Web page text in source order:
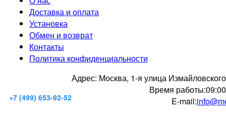
Доставка и оплата
Установка
Обмен и возврат
Контакты
Политика конфиденциальности
+7 (499) 653-92-52
Адрес: Москва, 1-я улица
Время работы:
E-mail: